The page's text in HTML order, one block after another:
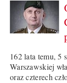
162 lata temu, 5
Warszawskiej
oraz czterech